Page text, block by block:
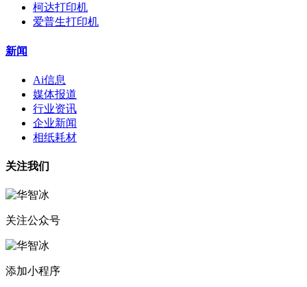
柯达打印机
爱普生打印机
新闻
Ai信息
媒体报道
行业资讯
企业新闻
相纸耗材
关注我们
关注公众号
添加小程序